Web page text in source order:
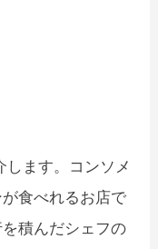
します。コンソメ
食べれるお店で
積んだシェフの